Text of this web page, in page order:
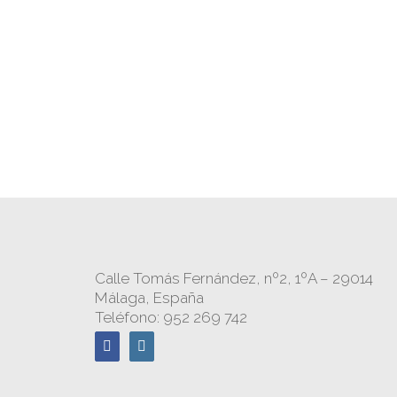
Calle Tomás Fernández, nº2, 1ºA – 29014
Málaga, España
Teléfono: 952 269 742